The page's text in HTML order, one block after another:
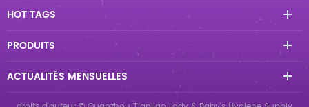
HOT TAGS
PRODUITS
ACTUALITÉS MENSUELLES